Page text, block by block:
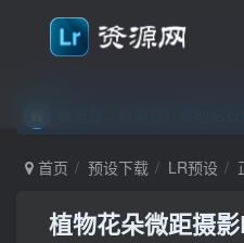
好消息，好消息！赞助钻
首页 预设下载 LR预设
植物花朵微距摄